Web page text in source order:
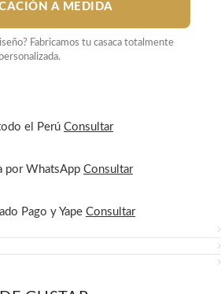
A MEDIDA
Fabricamos tu casaca totalmente
personalizada.
el Perú Consultar
por WhatsApp Consultar
Pago y Yape Consultar